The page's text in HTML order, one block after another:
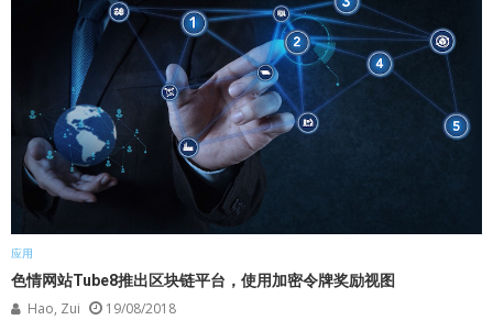
应用
色情网站Tube8推出区块链平台，使用加密令牌奖励视图
Hao, Zui 19/08/2018